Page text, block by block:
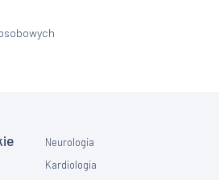
Neurologia
Kardiologia